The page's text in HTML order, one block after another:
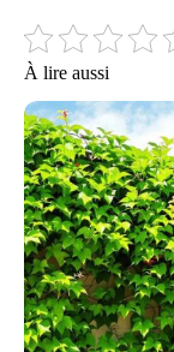
À lire aussi